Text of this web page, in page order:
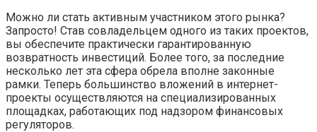
Можно ли стать активным участником этого рынка?
Запросто! Став совладельцем одного из таких проектов,
вы обеспечите практически гарантированную
возвратность инвестиций. Более того, за последние
несколько лет эта сфера обрела вполне законные
рамки. Теперь большинство вложений в интернет-
проекты осуществляются на специализированных
площадках, работающих под надзором финансовых
регуляторов.